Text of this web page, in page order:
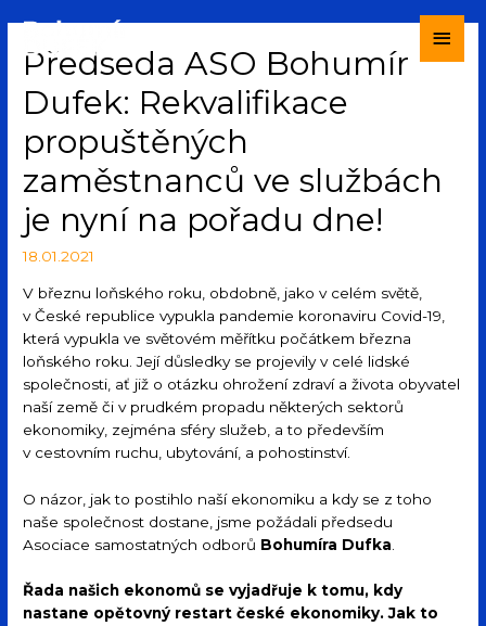
Předseda ASO Bohumír
Dufek: Rekvalifikace
propuštěných
zaměstnanců ve službách
je nyní na pořadu dne!
18.01.2021
V březnu loňského roku, obdobně, jako v celém světě,
v České republice vypukla pandemie koronaviru Covid-19,
která vypukla ve světovém měřítku počátkem března
loňského roku. Její důsledky se projevily v celé lidské
společnosti, ať již o otázku ohrožení zdraví a života obyvatel
naší země či v prudkém propadu některých sektorů
ekonomiky, zejména sféry služeb, a to především
v cestovním ruchu, ubytování, a pohostinství.
O názor, jak to postihlo naší ekonomiku a kdy se z toho
naše společnost dostane, jsme požádali předsedu
Asociace samostatných odborů Bohumíra Dufka
Řada našich ekonomů se vyjadřuje k tomu, kdy
nastane opětovný restart české ekonomiky. Jak to